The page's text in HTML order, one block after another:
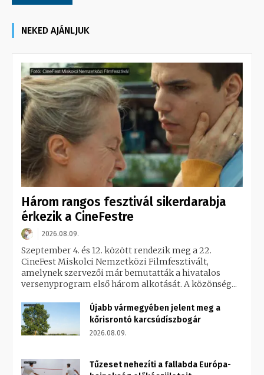
NEKED AJÁNLJUK
Három rangos fesztivál sikerdarabja
érkezik a CineFestre
2026.08.09.
Szeptember 4. és 12. között rendezik meg a 22.
CineFest Miskolci Nemzetközi Filmfesztivált,
amelynek szervezői már bemutatták a hivatalos
versenyprogram első három alkotását. A közönség...
Újabb vármegyében jelent meg a
kőrisrontó karcsúdíszbogár
2026.08.09.
Tűzeset nehezíti a fallabda Európa-